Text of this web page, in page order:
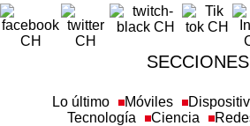
SECCIONES
Tecnología
Ciencia
Ciberseguridad
Newsletters